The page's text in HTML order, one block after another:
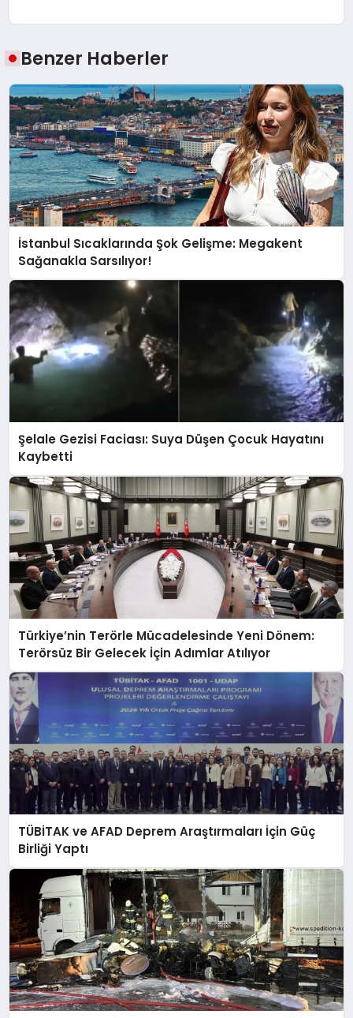
Benzer Haberler
İstanbul Sıcaklarında Şok Gelişme: Megakent
Sağanakla Sarsılıyor!
Şelale Gezisi Faciası: Suya Düşen Çocuk Hayatını
Kaybetti
Türkiye’nin Terörle Mücadelesinde Yeni Dönem:
Terörsüz Bir Gelecek İçin Adımlar Atılıyor
TÜBİTAK ve AFAD Deprem Araştırmaları İçin Güç
Birliği Yaptı